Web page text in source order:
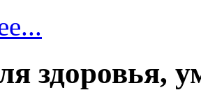
здоровья,